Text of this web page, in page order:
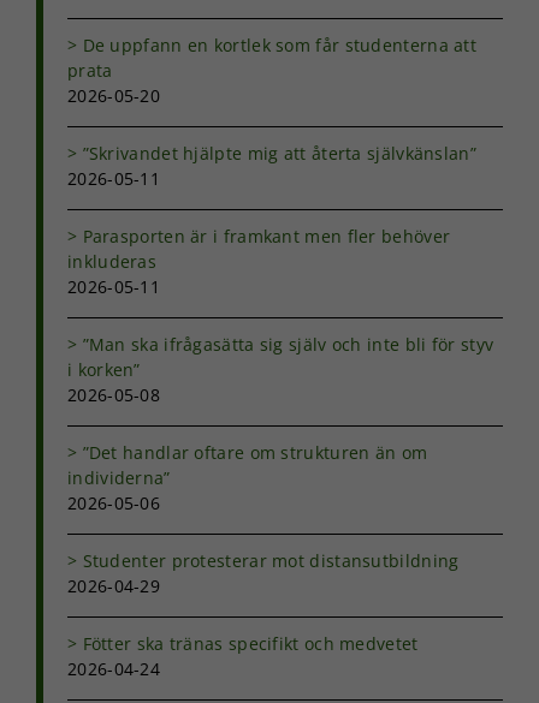
De uppfann en kortlek som får studenterna att
prata
2026-05-20
”Skrivandet hjälpte mig att återta självkänslan”
2026-05-11
Parasporten är i framkant men fler behöver
inkluderas
2026-05-11
”Man ska ifrågasätta sig själv och inte bli för styv
i korken”
2026-05-08
”Det handlar oftare om strukturen än om
individerna”
2026-05-06
Studenter protesterar mot distansutbildning
2026-04-29
Fötter ska tränas specifikt och medvetet
2026-04-24
Nödvändiga
behövs för
att hemsidan
förbättra
funktionalitet
och